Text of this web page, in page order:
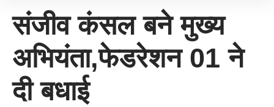
संजीव कंसल बने मुख्य
अभियंता,फेडरेशन 01 ने
दी बधाई